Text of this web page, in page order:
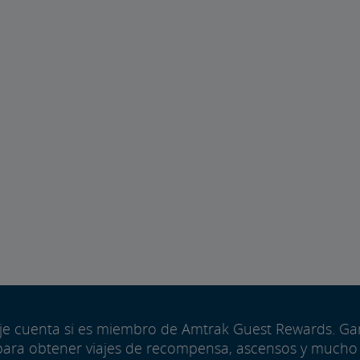
cuenta si es miembro de Amtrak Guest Rewards.
obtener viajes de recompensa, ascensos y mucho